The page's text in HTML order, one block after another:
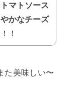
マトソース
かなチーズ
！
た美味しい〜